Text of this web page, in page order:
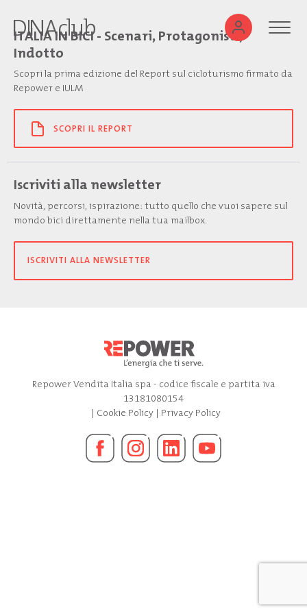
ITALIA IN BICI - Scenari, Protagonisti,
Indotto
Scopri la prima edizione del Report sul cicloturismo firmato da
Repower e IULM
SCOPRI IL REPORT
Iscriviti alla newsletter
Novità, percorsi, ispirazione: tutto quello che vuoi sapere sul
mondo bici direttamente nella tua mailbox.
ISCRIVITI ALLA NEWSLETTER
Repower Vendita Italia spa - codice fiscale e partita iva
13181080154
| Cookie Policy| Privacy Policy